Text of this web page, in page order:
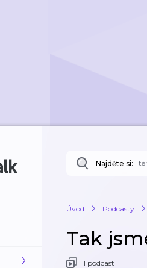
Najděte si:
Úvod Podcasty
Tak
1 podcast